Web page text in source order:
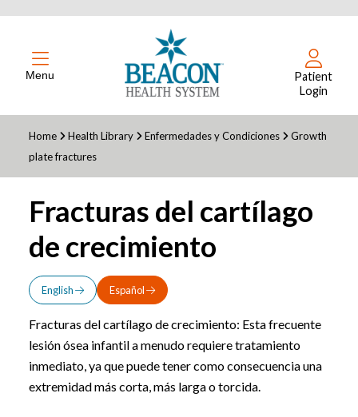
Menu
Patient
Login
Home Health Library Enfermedades y Condiciones
Growth
plate fractures
Fracturas del cartílago
de crecimiento
English Español
Fracturas del cartílago de crecimiento: Esta frecuente
lesión ósea infantil a menudo requiere tratamiento
inmediato, ya que puede tener como consecuencia una
extremidad más corta, más larga o torcida.